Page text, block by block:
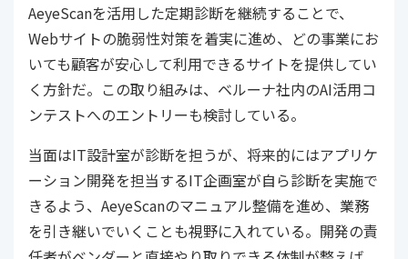
AeyeScanを活用した定期診断を継続することで、
Webサイトの脆弱性対策を着実に進め、どの事業にお
いても顧客が安心して利用できるサイトを提供してい
く方針だ。この取り組みは、ベルーナ社内のAI活用コ
ンテストへのエントリーも検討している。
当面はIT設計室が診断を担うが、将来的にはアプリケ
ーション開発を担当するIT企画室が自ら診断を実施で
きるよう、AeyeScanのマニュアル整備を進め、業務
を引き継いでいくことも視野に入れている。開発の責